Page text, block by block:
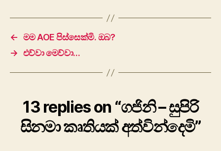
← මම AOE පිස්සෙක්මි. ඔබ?
→ එව්වා මෙව්වා…
13 replies on “ගජිනි – සුපිරි
සිනමා කෘතියක් අත්වින්දෙමි”